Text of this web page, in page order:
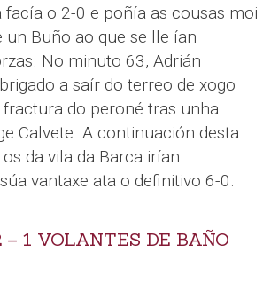
facía o 2-0 e poñía as cousas moi
un Buño ao que se lle ían
No minuto 63, Adrián
a saír do terreo de xogo
do peroné tras unha
Calvete. A continuación desta
da vila da Barca irían
vantaxe ata o definitivo 6-0.
– 1 VOLANTES DE BAÑO